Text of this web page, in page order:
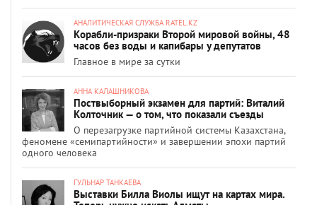
АНАЛИТИЧЕСКАЯ СЛУЖБА RATEL.KZ
Корабли-призраки Второй мировой войны, 48
часов без воды и капибары у депутатов
Главное в мире за сутки
АННА КАЛАШНИКОВА
Поствыборный экзамен для партий: Виталий
Колточник — о том, что показали съезды
О перезагрузке партийной системы Казахстана,
феномене «семипартийности» и завершении эпохи партий
одного человека
ГУЛЬНАР ТАНКАЕВА
Выставки Билла Виолы ищут на картах мира.